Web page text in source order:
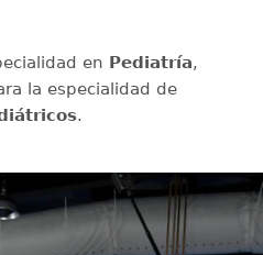
en Pediatría,
la especialidad de
.